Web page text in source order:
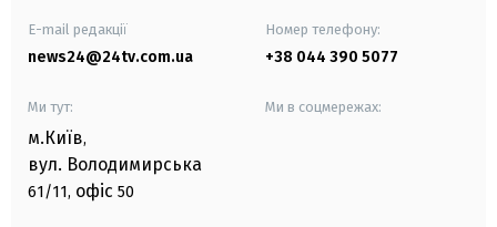
E-mail редакції
news24@24tv.com.ua
Номер телефону:
+38 044 390 5077
Ми тут:
м.Київ,
вул. Володимирська
61/11, офіс 50
Ми в соцмережах: